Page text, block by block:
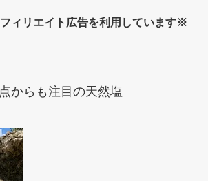
ィリエイト広告を利用しています※
からも注目の天然塩